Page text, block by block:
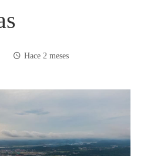
Hace 2 meses